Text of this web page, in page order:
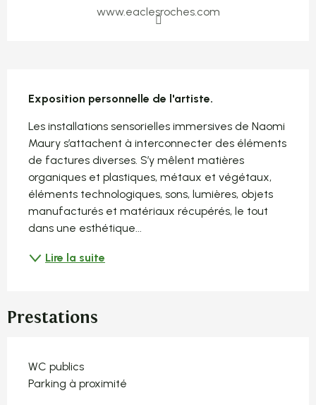
www.eaclesroches.com
Exposition personnelle de l'artiste.
Les installations sensorielles immersives de Naomi
Maury s’attachent à interconnecter des éléments
de factures diverses. S’y mêlent matières
organiques et plastiques, métaux et végétaux,
éléments technologiques, sons, lumières, objets
manufacturés et matériaux récupérés, le tout
dans une esthétique...
Lire la suite
Prestations
WC publics
Parking à proximité